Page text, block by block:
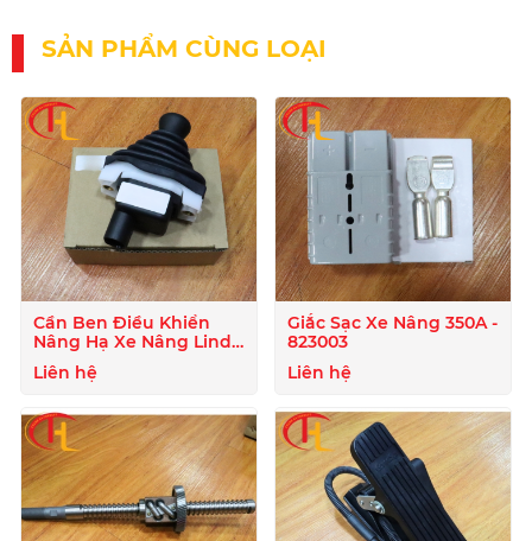
SẢN PHẨM CÙNG LOẠI
Cần Ben Điều Khiển
Nâng Hạ Xe Nâng Linde
- 807722
Liên hệ
Giắc Sạc Xe Nâng 350A -
823003
Liên hệ